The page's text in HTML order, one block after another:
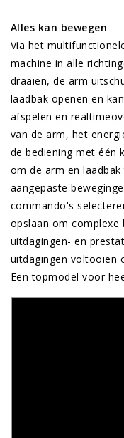
Alles kan bewegen
Via het
machine in alle
draaien, de arm
laadbak openen en
afspelen en
van de arm, het
de bediening met één
om de arm en
aangepaste
commando's
opslaan om complexe
uitdagingen- en
uitdagingen voltooien
Een topmodel voor